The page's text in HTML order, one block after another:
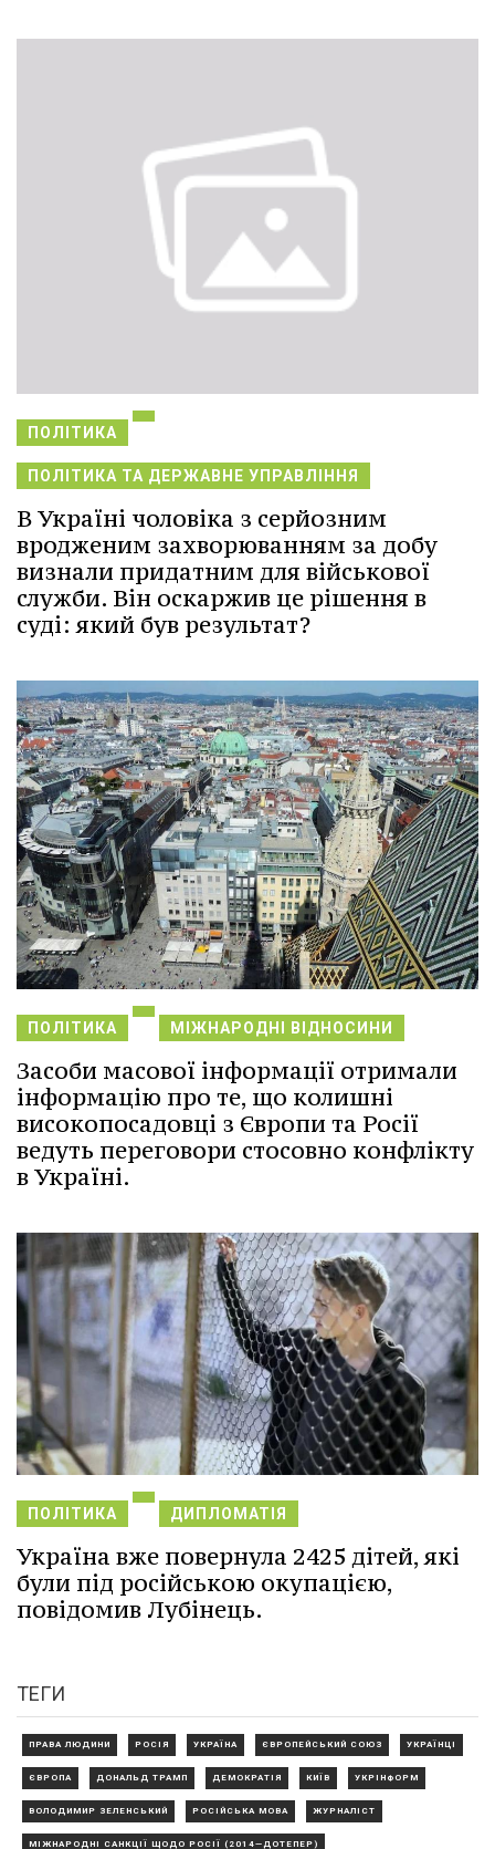
ПОЛІТИКА
ПОЛІТИКА ТА ДЕРЖАВНЕ УПРАВЛІННЯ
В Україні чоловіка з серйозним
вродженим захворюванням за добу
визнали придатним для військової
служби. Він оскаржив це рішення в
суді: який був результат?
ПОЛІТИКА МІЖНАРОДНІ ВІДНОСИНИ
Засоби масової інформації отримали
інформацію про те, що колишні
високопосадовці з Європи та Росії
ведуть переговори стосовно конфлікту
в Україні.
ПОЛІТИКА ДИПЛОМАТІЯ
Україна вже повернула 2425 дітей, які
були під російською окупацією,
повідомив Лубінець.
ТЕГИ
ПРАВА ЛЮДИНИ РОСІЯ УКРАЇНА ЄВРОПЕЙСЬКИЙ СОЮЗ УКРАЇНЦІ
ЄВРОПА ДОНАЛЬД ТРАМП ДЕМОКРАТІЯ КИЇВ УКРІНФОРМ
ВОЛОДИМИР ЗЕЛЕНСЬКИЙ РОСІЙСЬКА МОВА ЖУРНАЛІСТ
МІЖНАРОДНІ САНКЦІЇ ЩОДО РОСІЇ (2014—ДОТЕПЕР)